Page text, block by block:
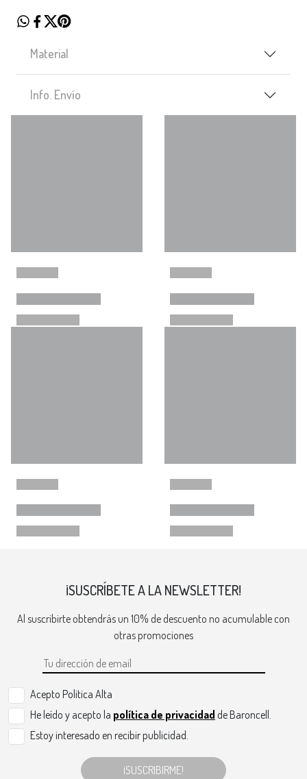
Material
Info. Envío
¡SUSCRÍBETE A LA NEWSLETTER!
Al suscribirte obtendrás un 10% de descuento no acumulable con
otras promociones
Acepto Politica Alta
He leído y acepto la política de privacidad de Baroncell.
Estoy interesado en recibir publicidad.
¡SUSCRIBIRME!